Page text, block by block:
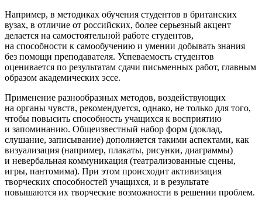
Например, в методиках обучения студентов в британских
вузах, в отличие от российских, более серьезный акцент
делается на самостоятельной работе студентов,
на способности к самообучению и умении добывать знания
без помощи преподавателя. Успеваемость студентов
оценивается по результатам сдачи письменных работ, главным
образом академических эссе.
Применение разнообразных методов, воздействующих
на органы чувств, рекомендуется, однако, не только для того,
чтобы повысить способность учащихся к восприятию
и запоминанию. Общеизвестный набор форм (доклад,
слушание, записывание) дополняется такими аспектами, как
визуализация (например, плакаты, рисунки, диаграммы)
и невербальная коммуникация (театрализованные сцены,
игры, пантомима). При этом происходит активизация
творческих способностей учащихся, и в результате
повышаются их творческие возможности в решении проблем.